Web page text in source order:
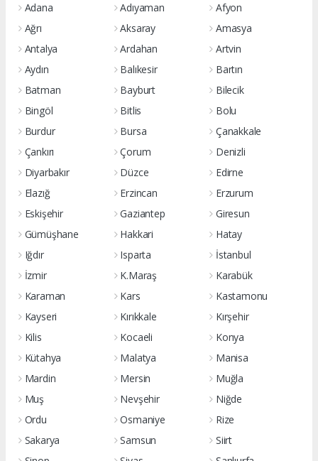
Adana Adıyaman
Afyon
Ağrı
Aksaray
Amasya
Antalya
Ardahan
Artvin
Aydın
Balıkesir
Bartın
Batman
Bayburt
Bilecik
Bingöl
Bitlis
Bolu
Burdur
Bursa
Çanakkale
Çankırı
Çorum
Denizli
Diyarbakır
Düzce
Edirne
Elazığ
Erzincan
Erzurum
Eskişehir
Gaziantep
Giresun
Gümüşhane
Hakkari
Hatay
Iğdır
Isparta
İstanbul
İzmir
K.Maraş
Karabük
Karaman
Kars
Kastamonu
Kayseri
Kırıkkale
Kırşehir
Kilis
Kocaeli
Konya
Kütahya
Malatya
Manisa
Mardin
Mersin
Muğla
Muş
Nevşehir
Niğde
Ordu
Osmaniye
Rize
Sakarya
Samsun
Siirt